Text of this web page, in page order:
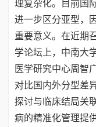
理复杂化。目前国
进一步区分亚型，
重要意义。在近期
学论坛上，中南大
医学研究中心周智
对比国内外分型差
探讨与临床结局关
病的精准化管理提